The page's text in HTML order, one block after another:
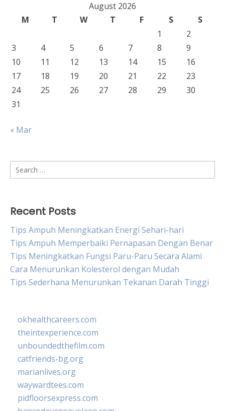
August 2026
M
T W T F S
S
1
2
3
4 5 6 7 8
9
10
11 12 13 14 15
16
17
18 19 20 21 22
23
24
25 26 27 28 29
30
31
« Mar
Search
for:
Recent Posts
Tips Ampuh Meningkatkan Energi Sehari-hari
Tips Ampuh Memperbaiki Pernapasan Dengan Benar
Tips Meningkatkan Fungsi Paru-Paru Secara Alami
Cara Menurunkan Kolesterol dengan Mudah
Tips Sederhana Menurunkan Tekanan Darah Tinggi
okhealthcareers.com
theintexperience.com
unboundedthefilm.com
catfriends-bg.org
marianlives.org
waywardtees.com
pidfloorsexpress.com